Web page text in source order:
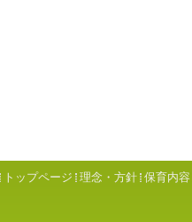
トップページ 理念・方針 保育内容